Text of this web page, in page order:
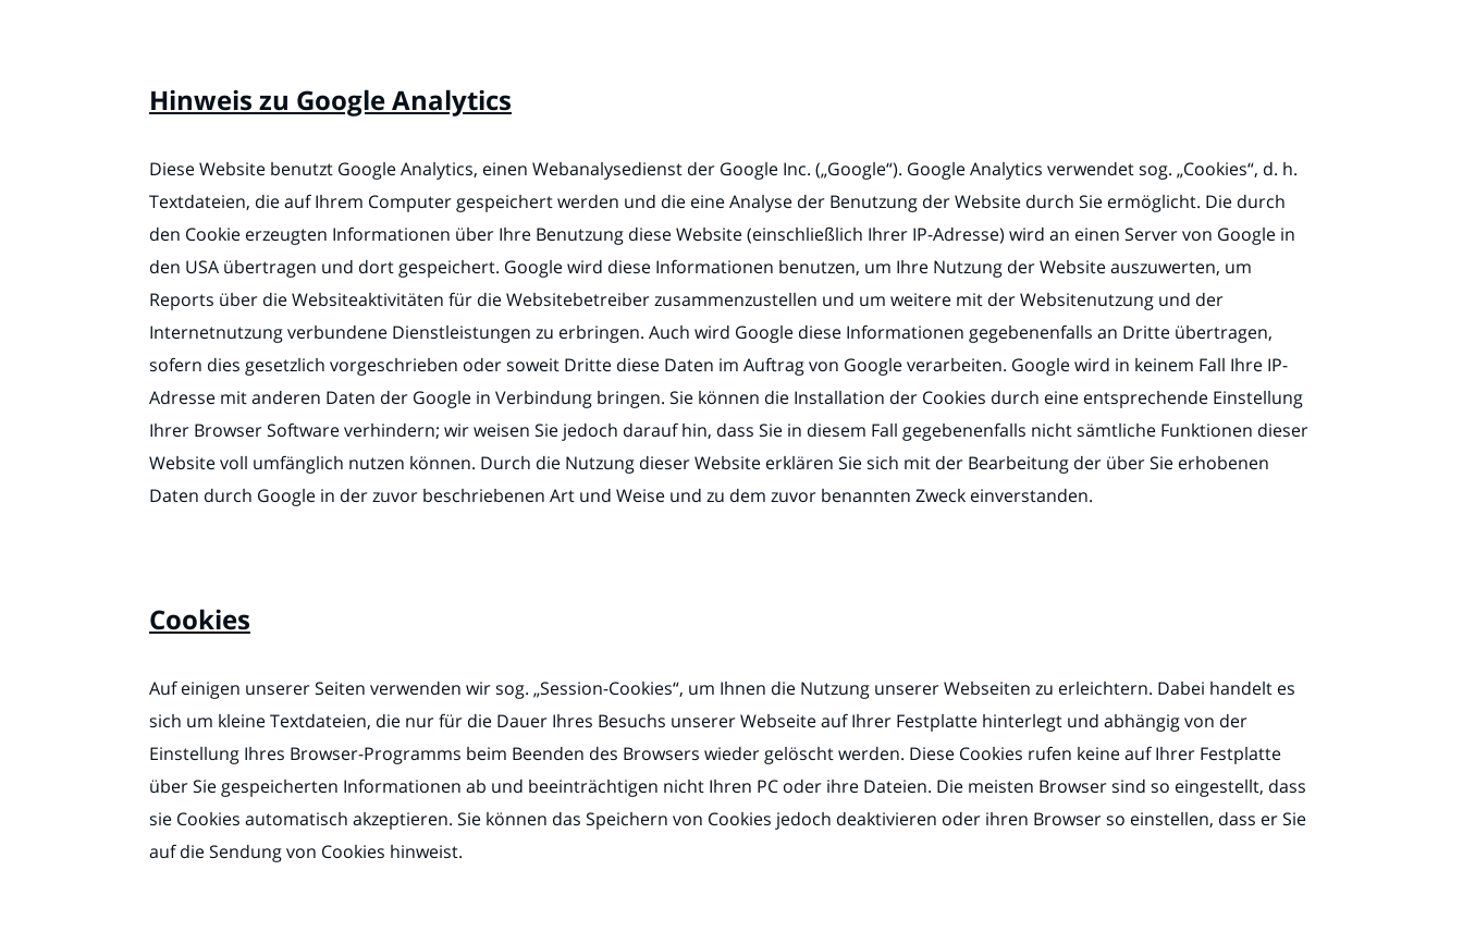
Hinweis zu Google Analytics
Diese Website benutzt Google Analytics, einen Webanalysedienst der Google Inc. („Google“). Google Analytics verwendet sog. „Cookies“, d. h.
Textdateien, die auf Ihrem Computer gespeichert werden und die eine Analyse der Benutzung der Website durch Sie ermöglicht. Die durch
den Cookie erzeugten Informationen über Ihre Benutzung diese Website (einschließlich Ihrer IP-Adresse) wird an einen Server von Google in
den USA übertragen und dort gespeichert. Google wird diese Informationen benutzen, um Ihre Nutzung der Website auszuwerten, um
Reports über die Websiteaktivitäten für die Websitebetreiber zusammenzustellen und um weitere mit der Websitenutzung und der
Internetnutzung verbundene Dienstleistungen zu erbringen. Auch wird Google diese Informationen gegebenenfalls an Dritte übertragen,
sofern dies gesetzlich vorgeschrieben oder soweit Dritte diese Daten im Auftrag von Google verarbeiten. Google wird in keinem Fall Ihre IP-
Adresse mit anderen Daten der Google in Verbindung bringen. Sie können die Installation der Cookies durch eine entsprechende Einstellung
Ihrer Browser Software verhindern; wir weisen Sie jedoch darauf hin, dass Sie in diesem Fall gegebenenfalls nicht sämtliche Funktionen dieser
Website voll umfänglich nutzen können. Durch die Nutzung dieser Website erklären Sie sich mit der Bearbeitung der über Sie erhobenen
Daten durch Google in der zuvor beschriebenen Art und Weise und zu dem zuvor benannten Zweck einverstanden.
Cookies
Auf einigen unserer Seiten verwenden wir sog. „Session-Cookies“, um Ihnen die Nutzung unserer Webseiten zu erleichtern. Dabei handelt es
sich um kleine Textdateien, die nur für die Dauer Ihres Besuchs unserer Webseite auf Ihrer Festplatte hinterlegt und abhängig von der
Einstellung Ihres Browser-Programms beim Beenden des Browsers wieder gelöscht werden. Diese Cookies rufen keine auf Ihrer Festplatte
über Sie gespeicherten Informationen ab und beeinträchtigen nicht Ihren PC oder ihre Dateien. Die meisten Browser sind so eingestellt, dass
sie Cookies automatisch akzeptieren. Sie können das Speichern von Cookies jedoch deaktivieren oder ihren Browser so einstellen, dass er Sie
auf die Sendung von Cookies hinweist.